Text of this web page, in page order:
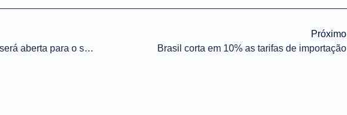
Homologação do CCT Importação será aberta para o setor privado
Próximo
Brasil corta em 10% as tarifas de importação